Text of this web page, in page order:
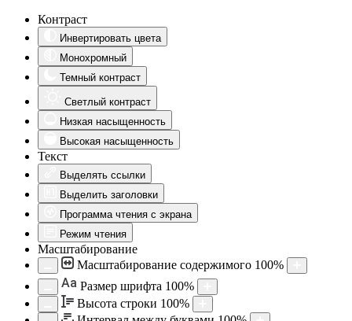
Контраст
Инвертировать цвета
Монохромный
Темный контраст
Светлый контраст
Низкая насыщенность
Высокая насыщенность
Текст
Выделять ссылки
Выделить заголовки
Программа чтения с экрана
Режим чтения
Масштабирование
Масштабирование содержимого 100%
Aa Размер шрифта 100%
Высота строки 100%